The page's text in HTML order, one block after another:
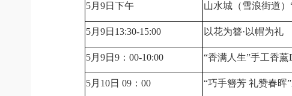
5月9日下午 山水城（雪浪街道
5月9日13:30-15:00 以花为簪·以帽为礼
5月9日9：00-10:00 “香满人生”手工香
5月10日 09：00 “巧手簪芳 礼赞春晖